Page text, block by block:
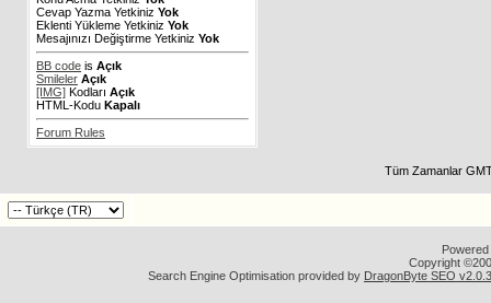
Cevap Yazma Yetkiniz Yok
Eklenti Yükleme Yetkiniz Yok
Mesajınızı Değiştirme Yetkiniz Yok
BB code is Açık
Smileler Açık
[IMG] Kodları Açık
HTML-Kodu Kapalı
Forum Rules
Tüm Zamanlar
Copyright
Search Engine Optimisation provided by DragonByte SEO